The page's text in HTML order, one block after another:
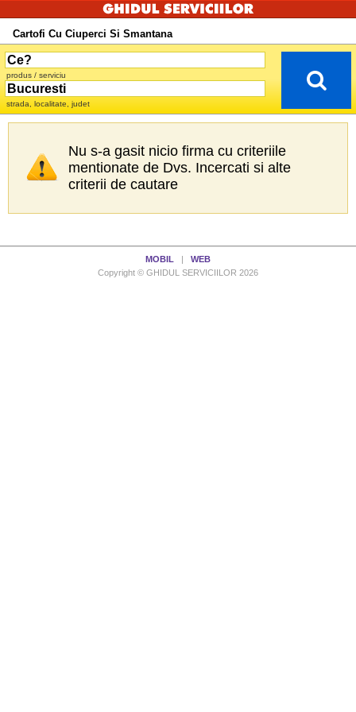
Cartofi Cu Ciuperci Si Smantana
produs / serviciu
strada, localitate, judet
Nu s-a gasit nicio firma cu criteriile
mentionate de Dvs. Incercati si alte
criterii de cautare
MOBIL
WEB
Copyright © GHIDUL SERVICIILOR 2026